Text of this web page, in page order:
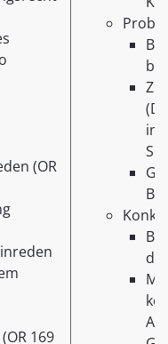
(OR
169